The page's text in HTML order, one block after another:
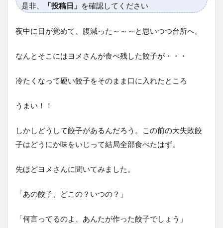
是非、
「投稿日」 を確認してください
夜中に目が覚めて、腹減った～～～と思いつつ台所へ。
なんとそこにはヨメさんが食べ残した餃子が・・・
冷たくなって硬い餃子をそのまま口に入れたところ
うまい！！
しかしどうして餃子があるんだろう。この前の大失敗餃
子はどうにか味をいじって結局全部食べたはず。
先ほどヨメさんに聞いてみました。
「あの餃子、どこの？いつの？」
「何言ってるのよ、あんたが作った餃子でしょう」